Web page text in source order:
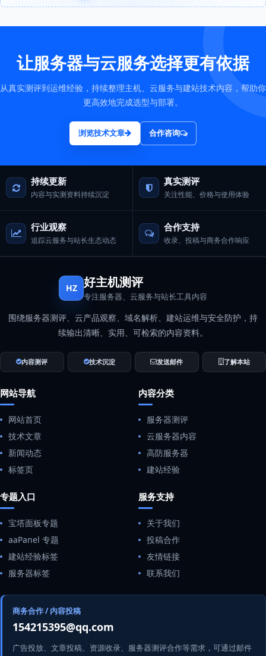
让服务器与云服务选择更有依据
从真实测评到运维经验，持续整理主机、云服务与建站技术内容，帮助你
更高效地完成选型与部署。
浏览技术文章 合作咨询
持续更新
内容与实测资料持续沉淀
真实测评
关注性能、价格与使用体验
行业观察
追踪云服务与站长生态动态
合作支持
收录、投稿与商务合作响应
HZ 好主机测评
专注服务器、云服务与站长工具内容
围绕服务器测评、云产品观察、域名解析、建站运维与安全防护，持
续输出清晰、实用、可检索的内容资料。
内容测评 技术沉淀 发送邮件 了解本站
网站导航
网站首页
技术文章
新闻动态
标签页
内容分类
服务器测评
云服务器内容
高防服务器
建站经验
专题入口
宝塔面板专题
aaPanel 专题
建站经验标签
服务器标签
服务支持
关于我们
投稿合作
友情链接
联系我们
商务合作 / 内容投稿
154215395@qq.com
广告投放、文章投稿、资源收录、服务器测评合作等需求，可通过邮件